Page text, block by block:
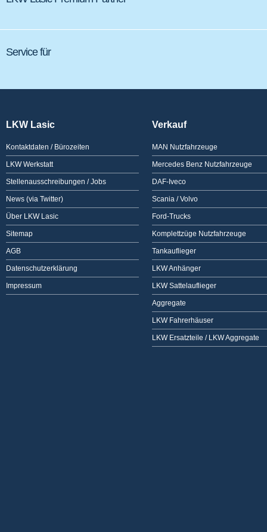
Service für
LKW Lasic
Kontaktdaten / Bürozeiten
LKW Werkstatt
Stellenausschreibungen / Jobs
News (via Twitter)
Über LKW Lasic
Sitemap
AGB
Datenschutzerklärung
Impressum
Verkauf
MAN Nutzfahrzeuge
Mercedes Benz Nutzfahrzeuge
DAF-Iveco
Scania / Volvo
Ford-Trucks
Komplettzüge Nutzfahrzeuge
Tankauflieger
LKW Anhänger
LKW Sattelauflieger
Aggregate
LKW Fahrerhäuser
LKW Ersatzteile / LKW Aggregate